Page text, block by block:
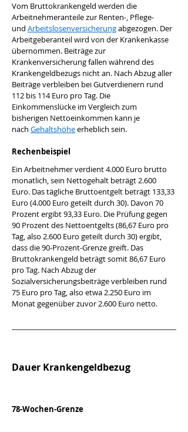
Vom Bruttokrankengeld werden die
Arbeitnehmeranteile zur Renten-, Pflege-
und Arbeitslosenversicherung abgezogen. Der
Arbeitgeberanteil wird von der Krankenkasse
übernommen. Beiträge zur
Krankenversicherung fallen während des
Krankengeldbezugs nicht an. Nach Abzug aller
Beiträge verbleiben bei Gutverdienern rund
112 bis 114 Euro pro Tag. Die
Einkommenslücke im Vergleich zum
bisherigen Nettoeinkommen kann je
nach Gehaltshöhe erheblich sein.
Rechenbeispiel
Ein Arbeitnehmer verdient 4.000 Euro brutto
monatlich, sein Nettogehalt beträgt 2.600
Euro. Das tägliche Bruttoentgelt beträgt 133,33
Euro (4.000 Euro geteilt durch 30). Davon 70
Prozent ergibt 93,33 Euro. Die Prüfung gegen
90 Prozent des Nettoentgelts (86,67 Euro pro
Tag, also 2.600 Euro geteilt durch 30) ergibt,
dass die 90-Prozent-Grenze greift. Das
Bruttokrankengeld beträgt somit 86,67 Euro
pro Tag. Nach Abzug der
Sozialversicherungsbeiträge verbleiben rund
75 Euro pro Tag, also etwa 2.250 Euro im
Monat gegenüber zuvor 2.600 Euro netto.
Dauer Krankengeldbezug
78-Wochen-Grenze